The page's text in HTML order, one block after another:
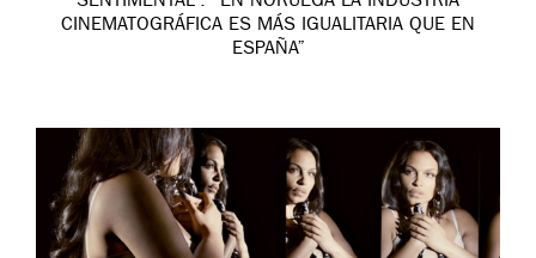
CINEMATOGRÁFICA ES MÁS IGUALITARIA QUE EN
ESPAÑA”